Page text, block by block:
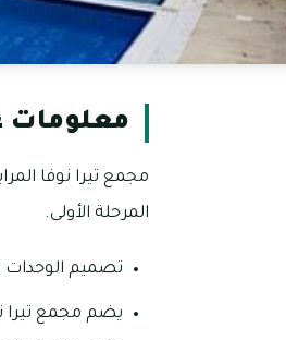
معلومات
مجمع تيرا نوفا
المرحلة الأولى.
تصميم الوحدات
يضم مجمع